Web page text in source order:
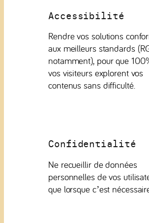
Accessibilité
Rendre vos solutions
aux meilleurs standards
notamment), pour que
vos visiteurs explorent vos
contenus sans difficulté.
Confidentialité
Ne recueillir de données
personnelles de vos
que lorsque c’est